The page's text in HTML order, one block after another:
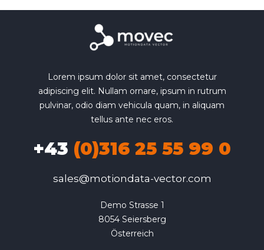
Lorem ipsum dolor sit amet, consectetur
adipiscing elit. Nullam ornare, ipsum in rutrum
pulvinar, odio diam vehicula quam, in aliquam
tellus ante nec eros.
+43 (0)316 25 55 99 0
sales@motiondata-vector.com
Demo Strasse 1
8054 Seiersberg
Österreich